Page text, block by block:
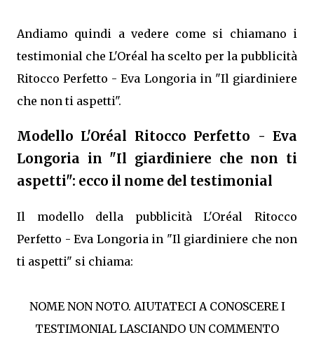
Andiamo quindi a vedere come si chiamano i
testimonial che L'Oréal ha scelto per la pubblicità
Ritocco Perfetto - Eva Longoria in "Il giardiniere
che non ti aspetti".
Modello L'Oréal Ritocco Perfetto - Eva
Longoria in "Il giardiniere che non ti
aspetti": ecco il nome del testimonial
Il modello della pubblicità L'Oréal Ritocco
Perfetto - Eva Longoria in "Il giardiniere che non
ti aspetti" si chiama:
NOME NON NOTO. AIUTATECI A CONOSCERE I
TESTIMONIAL LASCIANDO UN COMMENTO